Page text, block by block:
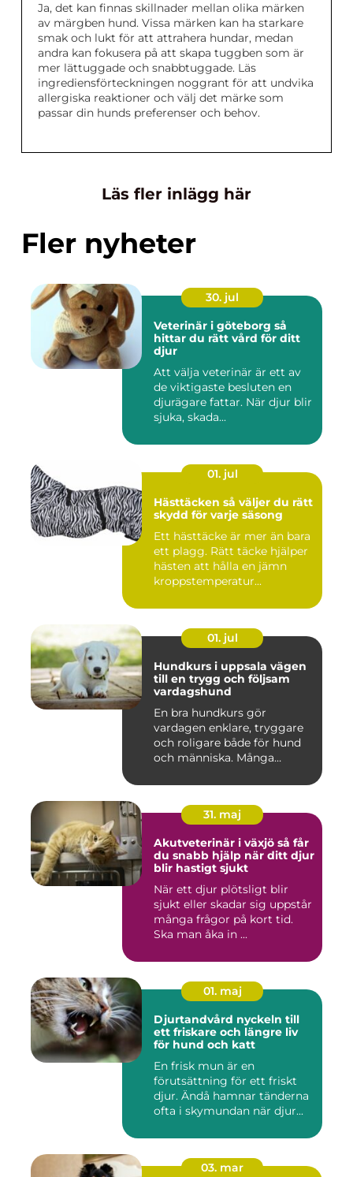
Ja, det kan finnas skillnader mellan olika märken
av märgben hund. Vissa märken kan ha starkare
smak och lukt för att attrahera hundar, medan
andra kan fokusera på att skapa tuggben som är
mer lättuggade och snabbtuggade. Läs
ingrediensförteckningen noggrant för att undvika
allergiska reaktioner och välj det märke som
passar din hunds preferenser och behov.
Läs fler inlägg här
Fler nyheter
30. jul
Veterinär i göteborg så
hittar du rätt vård för ditt
djur
Att välja veterinär är ett av
de viktigaste besluten en
djurägare fattar. När djur blir
sjuka, skada...
01. jul
Hästtäcken så väljer du rätt
skydd för varje säsong
Ett hästtäcke är mer än bara
ett plagg. Rätt täcke hjälper
hästen att hålla en jämn
kroppstemperatur...
01. jul
Hundkurs i uppsala vägen
till en trygg och följsam
vardagshund
En bra hundkurs gör
vardagen enklare, tryggare
och roligare både för hund
och människa. Många
31. maj
Akutveterinär i växjö så får
du snabb hjälp när ditt djur
blir hastigt sjukt
När ett djur plötsligt blir
sjukt eller skadar sig uppstår
många frågor på kort tid.
Ska man åka in ...
01. maj
Djurtandvård nyckeln till
ett friskare och längre liv
för hund och katt
En frisk mun är en
förutsättning för ett friskt
djur. Ändå hamnar tänderna
ofta i skymundan när djur...
03. mar